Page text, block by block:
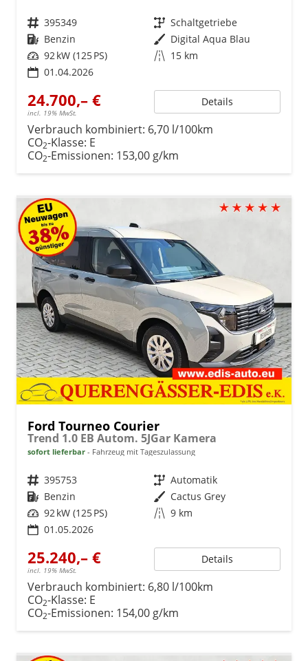
Fahrzeugnr. 395349 Getriebe Schaltgetriebe
Kraftstoff Benzin Außenfarbe Digital Aqua Blau
Leistung 92 kW (125 PS) Kilometerstand 15 km
01.04.2026
24.700,– €
incl. 19% MwSt.
Details
Verbrauch kombiniert: 6,70 l/100km
CO2-Klasse: E
CO2-Emissionen: 153,00 g/km
Ford Tourneo Courier
Trend 1.0 EB Autom. 5JGar Kamera
sofort lieferbar Fahrzeug mit Tageszulassung
Fahrzeugnr. 395753 Getriebe Automatik
Kraftstoff Benzin Außenfarbe Cactus Grey
Leistung 92 kW (125 PS) Kilometerstand 9 km
01.05.2026
25.240,– €
incl. 19% MwSt.
Details
Verbrauch kombiniert: 6,80 l/100km
CO2-Klasse: E
CO2-Emissionen: 154,00 g/km